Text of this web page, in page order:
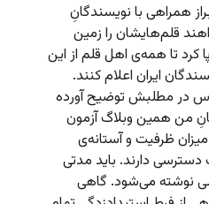
همراهی با نویسندگانِ
قلم‌هایشان را زمین
کرد تا همه‌ی اهل قلم از این
ایران اعلام کنند.
در مطلبش توضیح آورده
من همین وبلاگ آزمون
ظرفیت و آستانه‌ی
دسترسی دارند. باید مدتی
نوشته می‌شود. گاهی